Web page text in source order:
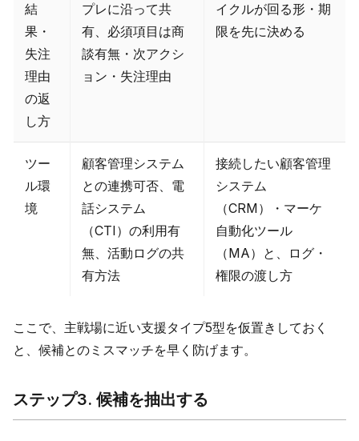
結
果・
失注
理由
の返
し方
プレに沿って共
有、必須項目は商
談有無・次アクシ
ョン・失注理由
イクルが回る形・期
限を先に決める
ツー
ル環
境
顧客管理システム
との連携可否、電
話システム
（CTI）の利用有
無、活動ログの共
有方法
接続したい顧客管理
システム
（CRM）・マーケ
自動化ツール
（MA）と、ログ・
権限の渡し方
ここで、主戦場に近い支援タイプ5型を仮置きしておく
と、候補とのミスマッチを早く防げます。
ステップ3. 候補を抽出する